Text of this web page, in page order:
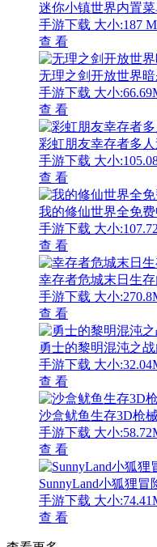
迷你小镇世界内置
手游下载 大小:187
查 看
无理之剑开放世界
手游下载 大小
查 看
彩虹朋友幸存者多
手游下载 大小
查 看
我的修仙世界全免
手游下载 大小
查 看
幸存者危城末日生
手游下载 大小
查 看
勇士的黎明混沌之
手游下载 大小
查 看
沙盒鱿鱼生存3D枪
手游下载 大小
查 看
SunnyLand小狐狸冒
手游下载 大小
查 看